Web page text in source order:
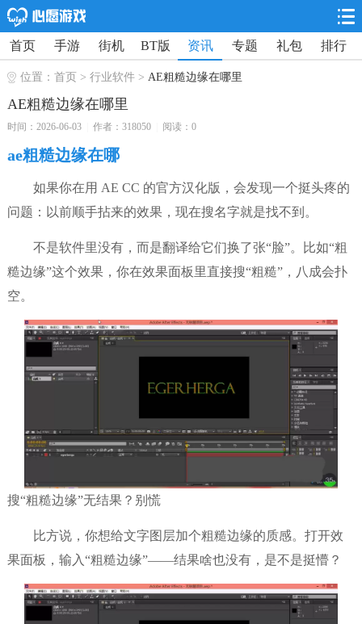
首页 手游 街机 BT版 资讯 专题 礼包 排行
位置： 首页 > 行业软件> AE粗糙边缘在哪里
AE粗糙边缘在哪里
时间：2026-06-03 作者：318050 阅读：0
ae粗糙边缘在哪
如果你在用 AE CC 的官方汉化版，会发现一个挺头疼的
问题：以前顺手拈来的效果，现在搜名字就是找不到。
不是软件里没有，而是翻译给它们换了张“脸”。比如“粗
糙边缘”这个效果，你在效果面板里直接搜“粗糙”，八成会扑
空。
搜“粗糙边缘”无结果？别慌
比方说，你想给文字图层加个粗糙边缘的质感。打开效
果面板，输入“粗糙边缘”——结果啥也没有，是不是挺懵？